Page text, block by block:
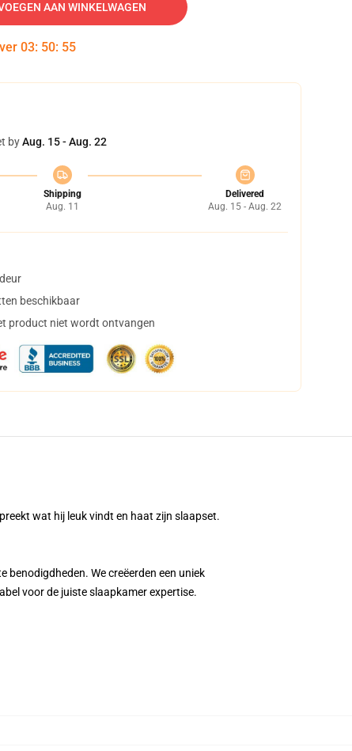
AAN WINKELWAGEN
03: 50: 54
byAug. 15 - Aug. 22
Shipping
Aug. 11
Delivered
Aug. 15 - Aug. 22
beschikbaar
product niet wordt ontvangen
wat hij leuk vindt en haat zijn slaapset.
benodigdheden. We creëerden een uniek
voor de juiste slaapkamer expertise.